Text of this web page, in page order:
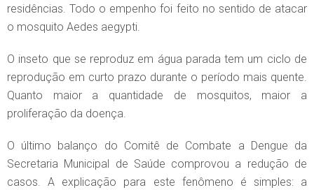
residências. Todo o empenho foi feito no sentido de atacar
o mosquito Aedes aegypti.
O inseto que se reproduz em água parada tem um ciclo de
reprodução em curto prazo durante o período mais quente.
Quanto maior a quantidade de mosquitos, maior a
proliferação da doença.
O último balanço do Comitê de Combate a Dengue da
Secretaria Municipal de Saúde comprovou a redução de
casos. A explicação para este fenômeno é simples: a